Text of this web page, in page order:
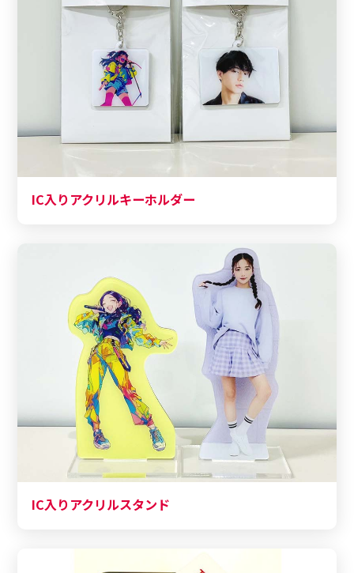
IC入りアクリルキーホルダー
IC入りアクリルスタンド